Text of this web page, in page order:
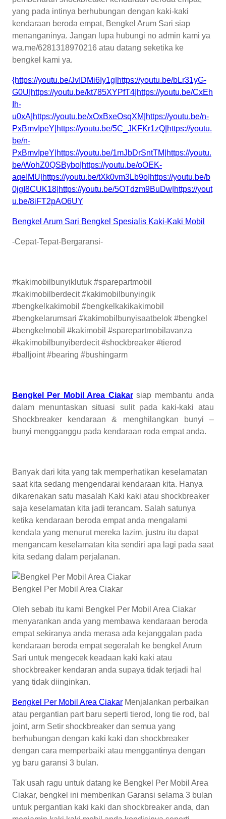
yang pada intinya berhubungan dengan kaki-kaki
kendaraan beroda empat, Bengkel Arum Sari siap
menanganinya. Jangan lupa hubungi no admin kami ya
wa.me/6281318970216 atau datang seketika ke
bengkel kami ya.
{https://youtu.be/JvIDMi6Iy1g|https://youtu.be/bLr31yG-
G0U|https://youtu.be/kt785XYPfT4|https://youtu.be/CxEh
Ih-
u0xA|https://youtu.be/xOxBxeOsqXM|https://youtu.be/n-
PxBmvIpeY|https://youtu.be/5C_JKFKr1zQ|https://youtu.
be/n-
PxBmvIpeY|https://youtu.be/1mJbDrSntTM|https://youtu.
be/WohZ0QSBybo|https://youtu.be/oOEK-
aqeIMU|https://youtu.be/tXk0vm3Lb9o|https://youtu.be/b
0jgI8CUK18|https://youtu.be/5OTdzm9BuDw|https://yout
u.be/8iFT2pAO6UY
Bengkel Arum Sari Bengkel Spesialis Kaki-Kaki Mobil
-Cepat-Tepat-Bergaransi-
#kakimobilbunyiklutuk #sparepartmobil
#kakimobilberdecit #kakimobilbunyingik
#bengkelkakimobil #bengkelkakikakimobil
#bengkelarumsari #kakimobilbunyisaatbelok #bengkel
#bengkelmobil #kakimobil #sparepartmobilavanza
#kakimobilbunyiberdecit #shockbreaker #tierod
#balljoint #bearing #bushingarm
Bengkel Per Mobil Area Ciakarsiap membantu anda
dalam menuntaskan situasi sulit pada kaki-kaki atau
Shockbreaker kendaraan & menghilangkan bunyi –
bunyi mengganggu pada kendaraan roda empat anda.
Banyak dari kita yang tak memperhatikan keselamatan
saat kita sedang mengendarai kendaraan kita. Hanya
dikarenakan satu masalah Kaki kaki atau shockbreaker
saja keselamatan kita jadi terancam. Salah satunya
ketika kendaraan beroda empat anda mengalami
kendala yang menurut mereka lazim, justru itu dapat
mengancam keselamatan kita sendiri apa lagi pada saat
kita sedang dalam perjalanan.
Bengkel Per Mobil Area Ciakar
Oleh sebab itu kami Bengkel Per Mobil Area Ciakar
menyarankan anda yang membawa kendaraan beroda
empat sekiranya anda merasa ada kejanggalan pada
kendaraan beroda empat segeralah ke bengkel Arum
Sari untuk mengecek keadaan kaki kaki atau
shockbreaker kendaran anda supaya tidak terjadi hal
yang tidak diinginkan.
Bengkel Per Mobil Area Ciakar Menjalankan perbaikan
atau pergantian part baru seperti tierod, long tie rod, bal
joint, arm Setir shockbreaker dan semua yang
berhubungan dengan kaki kaki dan shockbreaker
dengan cara memperbaiki atau menggantinya dengan
yg baru garansi 3 bulan.
Tak usah ragu untuk datang ke Bengkel Per Mobil Area
Ciakar, bengkel ini memberikan Garansi selama 3 bulan
untuk pergantian kaki kaki dan shockbreaker anda, dan